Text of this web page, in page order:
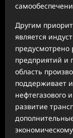
Другим
является
предприятий и
область
поддерживает
нефтегазового
развитие